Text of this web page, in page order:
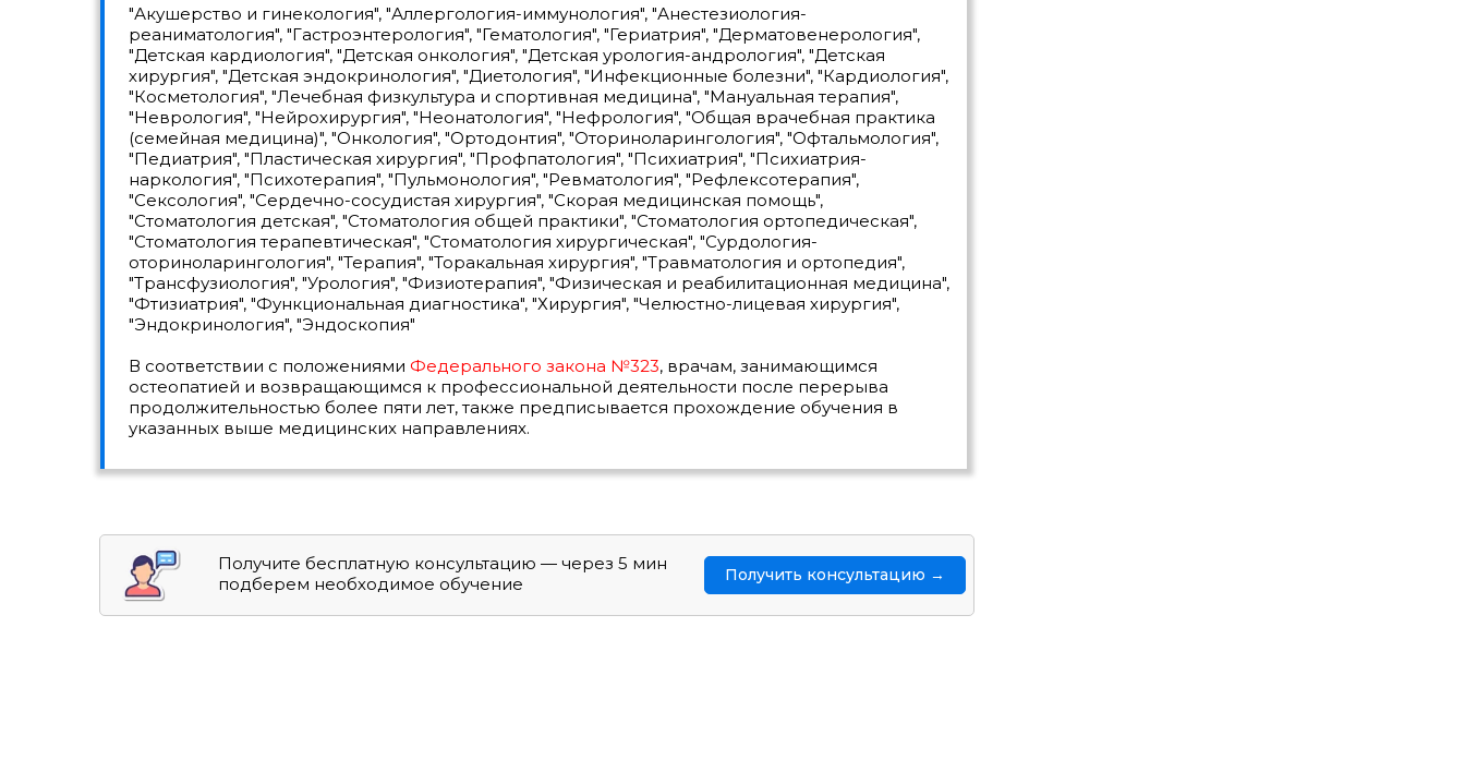
"Акушерство и гинекология", "Аллергология-иммунология", "Анестезиология-
реаниматология", "Гастроэнтерология", "Гематология", "Гериатрия", "Дерматовенерология",
"Детская кардиология", "Детская онкология", "Детская урология-андрология", "Детская
хирургия", "Детская эндокринология", "Диетология", "Инфекционные болезни", "Кардиология",
"Косметология", "Лечебная физкультура и спортивная медицина", "Мануальная терапия",
"Неврология", "Нейрохирургия", "Неонатология", "Нефрология", "Общая врачебная практика
(семейная медицина)", "Онкология", "Ортодонтия", "Оториноларингология", "Офтальмология",
"Педиатрия", "Пластическая хирургия", "Профпатология", "Психиатрия", "Психиатрия-
наркология", "Психотерапия", "Пульмонология", "Ревматология", "Рефлексотерапия",
"Сексология", "Сердечно-сосудистая хирургия", "Скорая медицинская помощь",
"Стоматология детская", "Стоматология общей практики", "Стоматология ортопедическая",
"Стоматология терапевтическая", "Стоматология хирургическая", "Сурдология-
оториноларингология", "Терапия", "Торакальная хирургия", "Травматология и ортопедия",
"Трансфузиология", "Урология", "Физиотерапия", "Физическая и реабилитационная медицина",
"Фтизиатрия", "Функциональная диагностика", "Хирургия", "Челюстно-лицевая хирургия",
"Эндокринология", "Эндоскопия"
В соответствии с положениями Федерального закона №323, врачам, занимающимся
остеопатией и возвращающимся к профессиональной деятельности после перерыва
продолжительностью более пяти лет, также предписывается прохождение обучения в
указанных выше медицинских направлениях.
Получите бесплатную консультацию — через 5 мин
подберем необходимое обучение
Получить консультацию →